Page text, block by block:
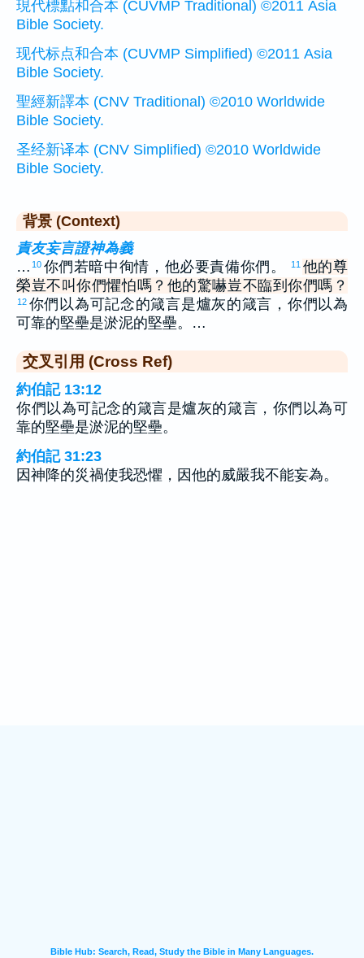
現代標點和合本 (CUVMP Traditional) ©2011 Asia
Bible Society.
现代标点和合本 (CUVMP Simplified) ©2011 Asia
Bible Society.
聖經新譯本 (CNV Traditional) ©2010 Worldwide
Bible Society.
圣经新译本 (CNV Simplified) ©2010 Worldwide
Bible Society.
背景 (Context)
責友妄言證神為義
… 10 你們若暗中徇情，他必要責備你們。 11 他的尊
榮豈不叫你們懼怕嗎？他的驚嚇豈不臨到你們嗎？
12 你們以為可記念的箴言是爐灰的箴言，你們以為
可靠的堅壘是淤泥的堅壘。…
交叉引用 (Cross Ref)
約伯記 13:12
你們以為可記念的箴言是爐灰的箴言，你們以為可
靠的堅壘是淤泥的堅壘。
約伯記 31:23
因神降的災禍使我恐懼，因他的威嚴我不能妄為。